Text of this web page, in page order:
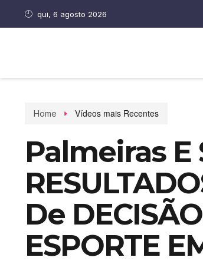
qui, 6 agosto 2026
Home Vídeos mais Recentes
Palmeiras E
De
ESPORTE